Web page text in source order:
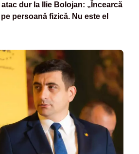
dur la Ilie Bolojan: „Încearcă
persoană fizică. Nu este el